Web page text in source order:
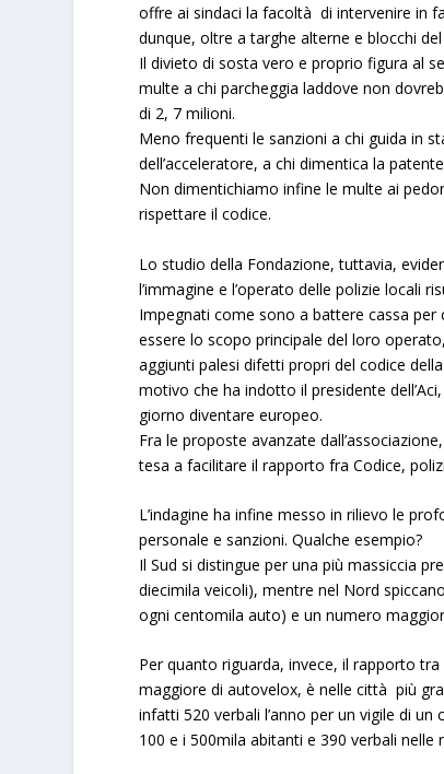
offre ai sindaci la facoltà di intervenire in
dunque, oltre a targhe alterne e blocchi
Il divieto di sosta vero e proprio figura al
multe a chi parcheggia laddove non
di 2, 7 milioni.
Meno frequenti le sanzioni a chi guida in
dell’acceleratore, a chi dimentica la
Non dimentichiamo infine le multe ai
rispettare il codice.
Lo studio della Fondazione, tuttavia,
l’immagine e l’operato delle polizie locali
Impegnati come sono a battere cassa
essere lo scopo principale del loro
aggiunti palesi difetti propri del codice
motivo che ha indotto il presidente dell’
giorno diventare europeo.
Fra le proposte avanzate
tesa a facilitare il rapporto fra Codice,
L’indagine ha infine messo in rilievo le
personale e sanzioni. Qualche esempio?
Il Sud si distingue per una più massiccia
diecimila veicoli), mentre nel Nord
ogni centomila auto) e un numero
Per quanto riguarda, invece, il rapporto
maggiore di autovelox, è nelle città più
infatti 520 verbali l’anno per un vigile di
100 e i 500mila abitanti e 390 verbali nelle